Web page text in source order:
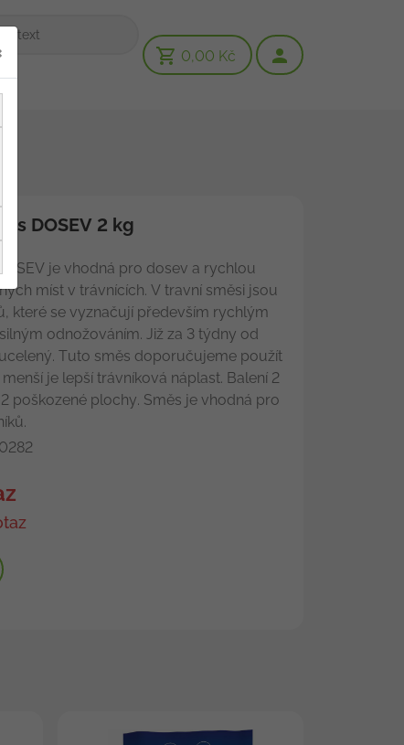
0,00 Kč
DOSEV 2 kg
je vhodná pro dosev a rychlou
míst v trávnících. V travní směsi jsou
které se vyznačují především rychlým
odnožováním. Již za 3 týdny od
Tuto směs doporučujeme použít
je lepší trávníková náplast. Balení 2
poškozené plochy. Směs je vhodná pro